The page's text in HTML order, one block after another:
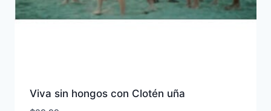
Viva sin hongos con Clotén uña